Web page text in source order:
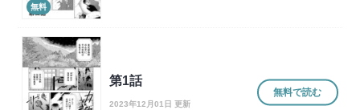
無料
第1話
2023年12月01日 更新
無料で読む